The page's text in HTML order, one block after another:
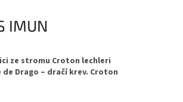
IMUN
ze stromu Croton lechleri
Drago – dračí krev. Croton